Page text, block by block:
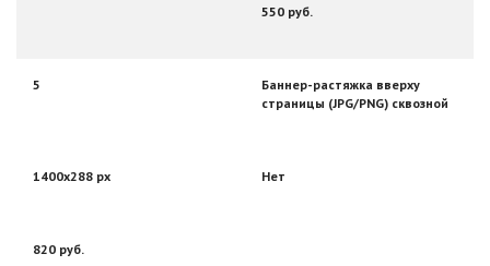
550 руб.
5
Баннер-растяжка вверху
страницы (JPG/PNG) сквозной
1400х288 px Нет
820 руб.